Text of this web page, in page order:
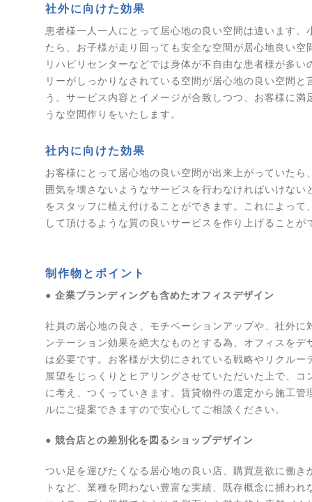
社外に向けた効果
患者様一人一人にとって居心地の良い空間は違います。
たら、お子様が走り回っても安全な空間が居心地良い空
リハビリセンターなどでは身体が不自由な患者様が多い
リーがしっかりなされている空間が居心地の良い空間と
う。サービス内容とイメージが合致しつつ、お客様に満
うな空間作りをいたします。
社内に向けた効果
お客様にとって居心地の良い空間が出来上がっていたら
囲気を壊さないようなサービスを行わなければいけない
をスタッフに植え付けることができます。これによって
して頂けるような質の良いサービスを作り上げることが
制作物とポイント
● 企業ブランディングも含めたオフィスデザイン
社員の居心地の良さ、モチベーションアップや、社外に
ンテーション効果を絶大なものとする為、オフィスをデ
は必要です。お客様が大切にされている戦略やリクルー
展望をじっくりとヒアリングさせていただいた上で、コ
に考え、つくっていきます。賃貸物件の選定から施工管
ルにご提案できますので安心してご相談ください。
● 競合店との差別化を図るショップデザイン
つい足を運びたくなる居心地の良い店、購買意欲に働き
トなど、業種を問わない豊富な実績、既存概念に捕われ